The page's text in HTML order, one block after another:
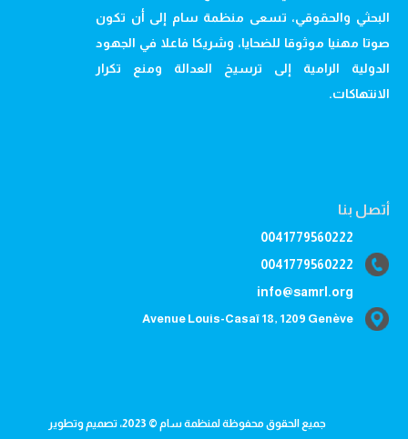
البحثي والحقوقي، تسعى منظمة سام إلى أن تكون
صوتا مهنيا موثوقا للضحايا، وشريكا فاعلا في الجهود
الدولية الرامية إلى ترسيخ العدالة ومنع تكرار
الانتهاكات.
أتصل بنا
0041779560222
0041779560222
info@samrl.org
Avenue Louis-Casaï 18, 1209 Genève
جميع الحقوق محفوظة لمنظمة سام © 2023، تصميم وتطوير